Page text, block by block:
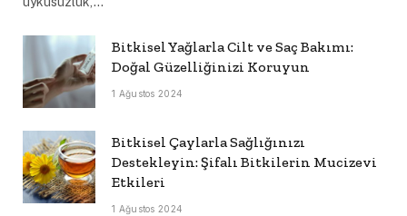
Bitkisel Yağlarla Cilt ve Saç Bakımı:
Doğal Güzelliğinizi Koruyun
1 Ağustos 2024
Bitkisel Çaylarla Sağlığınızı
Destekleyin: Şifalı Bitkilerin Mucizevi
Etkileri
1 Ağustos 2024